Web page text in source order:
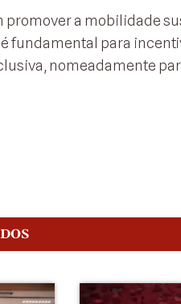
a mobilidade
fundamental para
nomeadamente